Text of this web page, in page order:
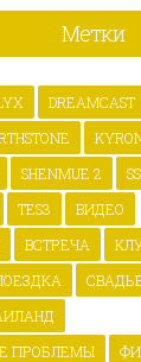
Метки
DREAMCAST
SHENMUE 2
TES3
ВИДЕО
ВСТРЕЧА
ПРОБЛЕМЫ